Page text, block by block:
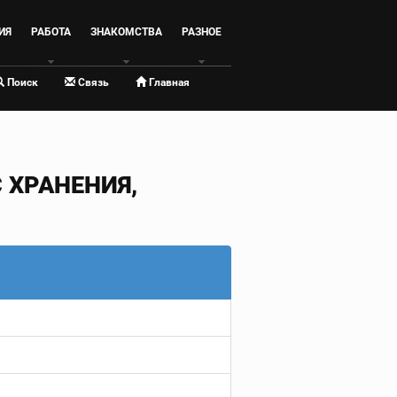
РАБОТА ЗНАКОМСТВА РАЗНОЕ
Поиск Связь Главная